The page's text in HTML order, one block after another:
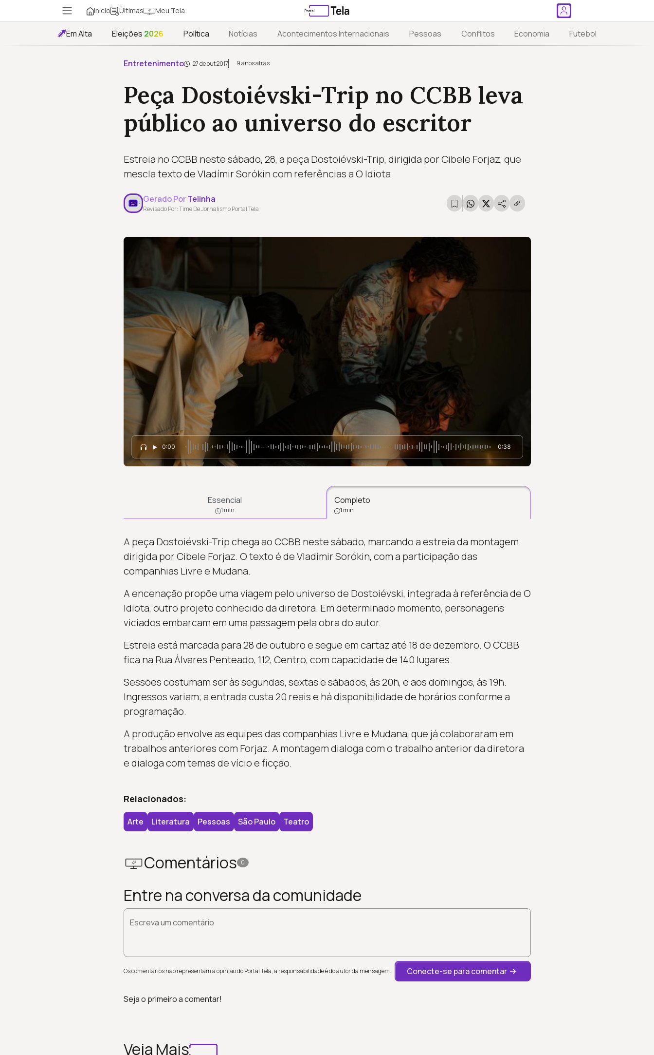
Início Últimas Meu Tela
Em Alta Eleições 2026 Política Notícias Acontecimentos Internacionais Pessoas Conflitos Economia Futebol
Entretenimento 27 de out 2017 9 anos atrás
Peça Dostoiévski-Trip no CCBB leva
público ao universo do escritor
Estreia no CCBB neste sábado, 28, a peça Dostoiévski-Trip, dirigida por Cibele Forjaz, que
mescla texto de Vladímir Sorókin com referências a O Idiota
Gerado PorTelinha
Revisado Por: Time De Jornalismo Portal Tela
0:00 0:38
Essencial
1 min
Completo
1 min
A peça Dostoiévski-Trip chega ao CCBB neste sábado, marcando a estreia da montagem
dirigida por Cibele Forjaz. O texto é de Vladímir Sorókin, com a participação das
companhias Livre e Mudana.
A encenação propõe uma viagem pelo universo de Dostoiévski, integrada à referência de O
Idiota, outro projeto conhecido da diretora. Em determinado momento, personagens
viciados embarcam em uma passagem pela obra do autor.
Estreia está marcada para 28 de outubro e segue em cartaz até 18 de dezembro. O CCBB
fica na Rua Álvares Penteado, 112, Centro, com capacidade de 140 lugares.
Sessões costumam ser às segundas, sextas e sábados, às 20h, e aos domingos, às 19h.
Ingressos variam; a entrada custa 20 reais e há disponibilidade de horários conforme a
programação.
A produção envolve as equipes das companhias Livre e Mudana, que já colaboraram em
trabalhos anteriores com Forjaz. A montagem dialoga com o trabalho anterior da diretora
e dialoga com temas de vício e ficção.
Relacionados:
Arte Literatura Pessoas São Paulo Teatro
Comentários 0
Entre na conversa da comunidade
Escreva um comentário
Os comentários não representam a opinião do Portal Tela; a responsabilidade é do autor da mensagem. Conecte-se para comentar
Seja o primeiro a comentar!
Veja Mais